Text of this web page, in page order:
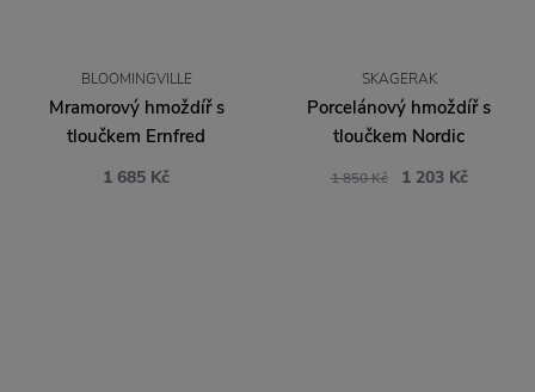
BLOOMINGVILLE
Mramorový hmoždíř s
tloučkem Ernfred
1 685 Kč
SKAGERAK
Porcelánový hmoždíř s
tloučkem Nordic
1 850 Kč 1 203 Kč